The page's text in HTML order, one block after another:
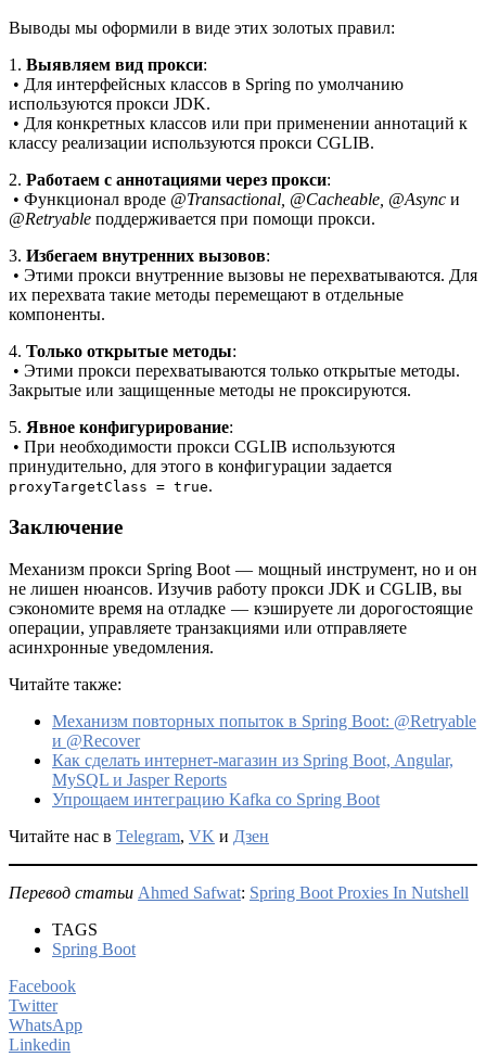
Выводы мы оформили в виде этих золотых правил:
1. Выявляем вид прокси:
• Для интерфейсных классов в Spring по умолчанию
используются прокси JDK.
• Для конкретных классов или при применении аннотаций к
классу реализации используются прокси CGLIB.
2. Работаем с аннотациями через прокси:
• Функционал вроде @Transactional, @Cacheable, @Async и
@Retryable поддерживается при помощи прокси.
3. Избегаем внутренних вызовов:
• Этими прокси внутренние вызовы не перехватываются. Для
их перехвата такие методы перемещают в отдельные
компоненты.
4. Только открытые методы:
• Этими прокси перехватываются только открытые методы.
Закрытые или защищенные методы не проксируются.
5. Явное конфигурирование:
• При необходимости прокси CGLIB используются
принудительно, для этого в конфигурации задается
proxyTargetClass = true.
Заключение
Механизм прокси Spring Boot — мощный инструмент, но и он
не лишен нюансов. Изучив работу прокси JDK и CGLIB, вы
сэкономите время на отладке — кэшируете ли дорогостоящие
операции, управляете транзакциями или отправляете
асинхронные уведомления.
Читайте также:
Механизм повторных попыток в Spring Boot: @Retryable
и @Recover
Как сделать интернет-магазин из Spring Boot, Angular,
MySQL и Jasper Reports
Упрощаем интеграцию Kafka со Spring Boot
Читайте нас в Telegram, VK и Дзен
Перевод статьи Ahmed Safwat: Spring Boot Proxies In Nutshell
TAGS
Spring Boot
Facebook
Twitter
WhatsApp
Linkedin